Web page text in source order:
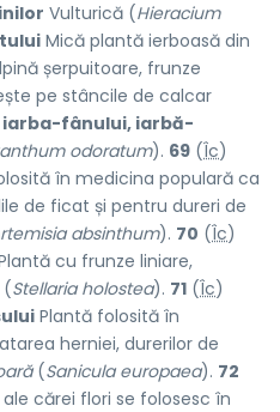
Vulturică (Hieracium
Mică plantă ierboasă din
șerpuitoare, frunze
pe stâncile de calcar
iarba-fânului, iarbă-
odoratum). 69 (Îc)
în medicina populară ca
de ficat și pentru dureri de
absinthum). 70 (Îc)
cu frunze liniare,
Stellaria holostea). 71 (Îc)
Plantă folosită în
herniei, durerilor de
(Sanicula europaea). 72
cărei flori se folosesc în